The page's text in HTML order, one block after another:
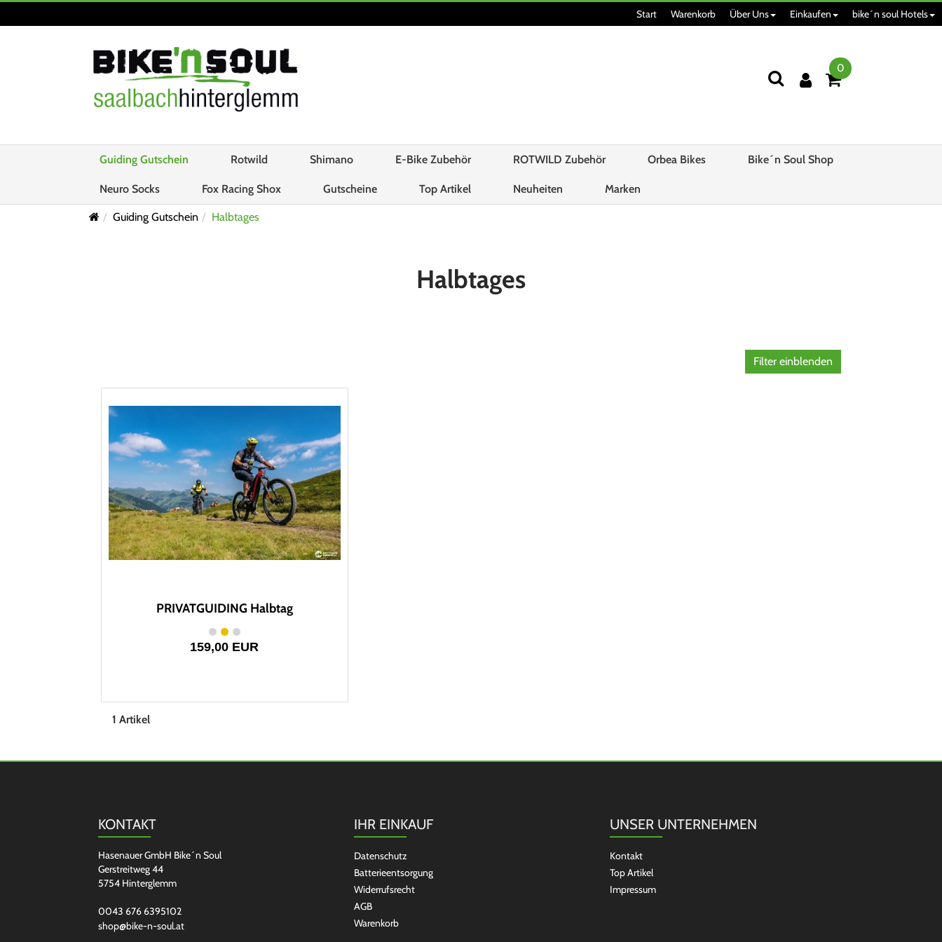
Start Warenkorb Über Uns Einkaufen bike´n soul Hotels
0
Guiding Gutschein Rotwild Shimano E-Bike Zubehör ROTWILD Zubehör Orbea Bikes Bike´n Soul Shop
Neuro Socks Fox Racing Shox Gutscheine Top Artikel Neuheiten Marken
Guiding Gutschein Halbtages
Halbtages
Filter einblenden
PRIVATGUIDING Halbtag
159,00 EUR
1 Artikel
KONTAKT
Hasenauer GmbH Bike´n Soul
Gerstreitweg 44
5754 Hinterglemm
0043 676 6395102
shop@bike-n-soul.at
IHR EINKAUF
Datenschutz
Batterieentsorgung
Widerrufsrecht
AGB
Warenkorb
UNSER UNTERNEHMEN
Kontakt
Top Artikel
Impressum